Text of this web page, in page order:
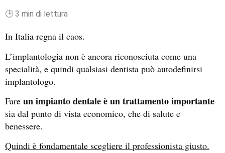
🕒 3 min di lettura
In Italia regna il caos.
L’implantologia non è ancora riconosciuta come una
specialità, e quindi qualsiasi dentista può autodefinirsi
implantologo.
Fare un impianto dentale è un trattamento importante
sia dal punto di vista economico, che di salute e
benessere.
Quindi è fondamentale scegliere il professionista giusto.